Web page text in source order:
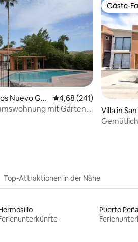
4,88 von 5, 148 Bewertungen
Nuevo Gu
Durchschnittliche
4,68 (241)
mit Gärten
Gäste-
Gäste-
Villa in
ymas
Top-Attraktionen in der Nähe
Puerto